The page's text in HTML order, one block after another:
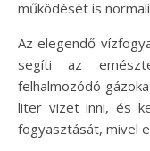
működését is
Az elegendő
segíti az
felhalmozódó
liter vizet inni, és
fogyasztását, mivel